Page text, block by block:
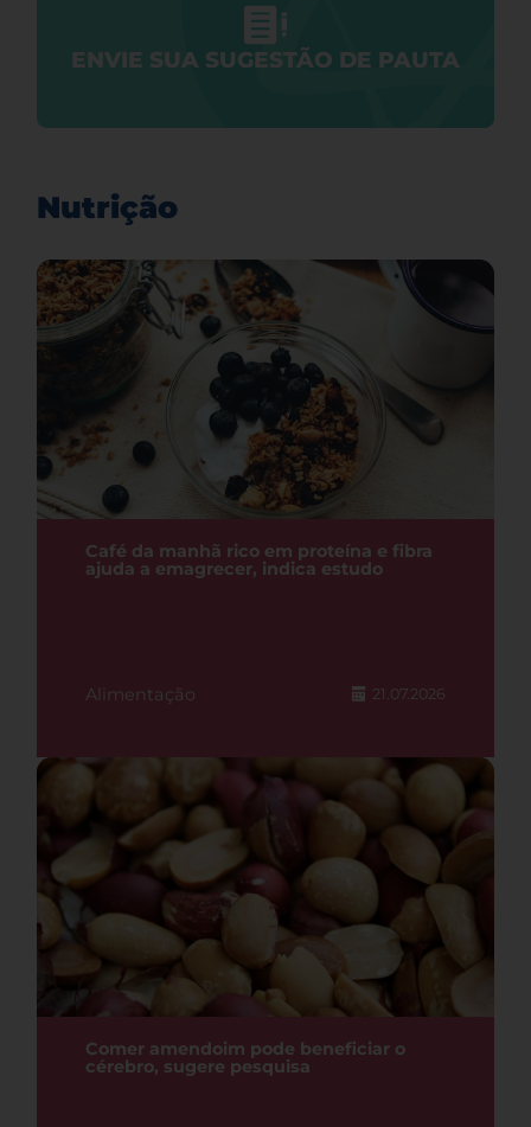
ENVIE SUA SUGESTÃO DE PAUTA
Nutrição
Café da manhã rico em proteína e fibra
ajuda a emagrecer, indica estudo
Alimentação 21.07.2026
Comer amendoim pode beneficiar o
cérebro, sugere pesquisa